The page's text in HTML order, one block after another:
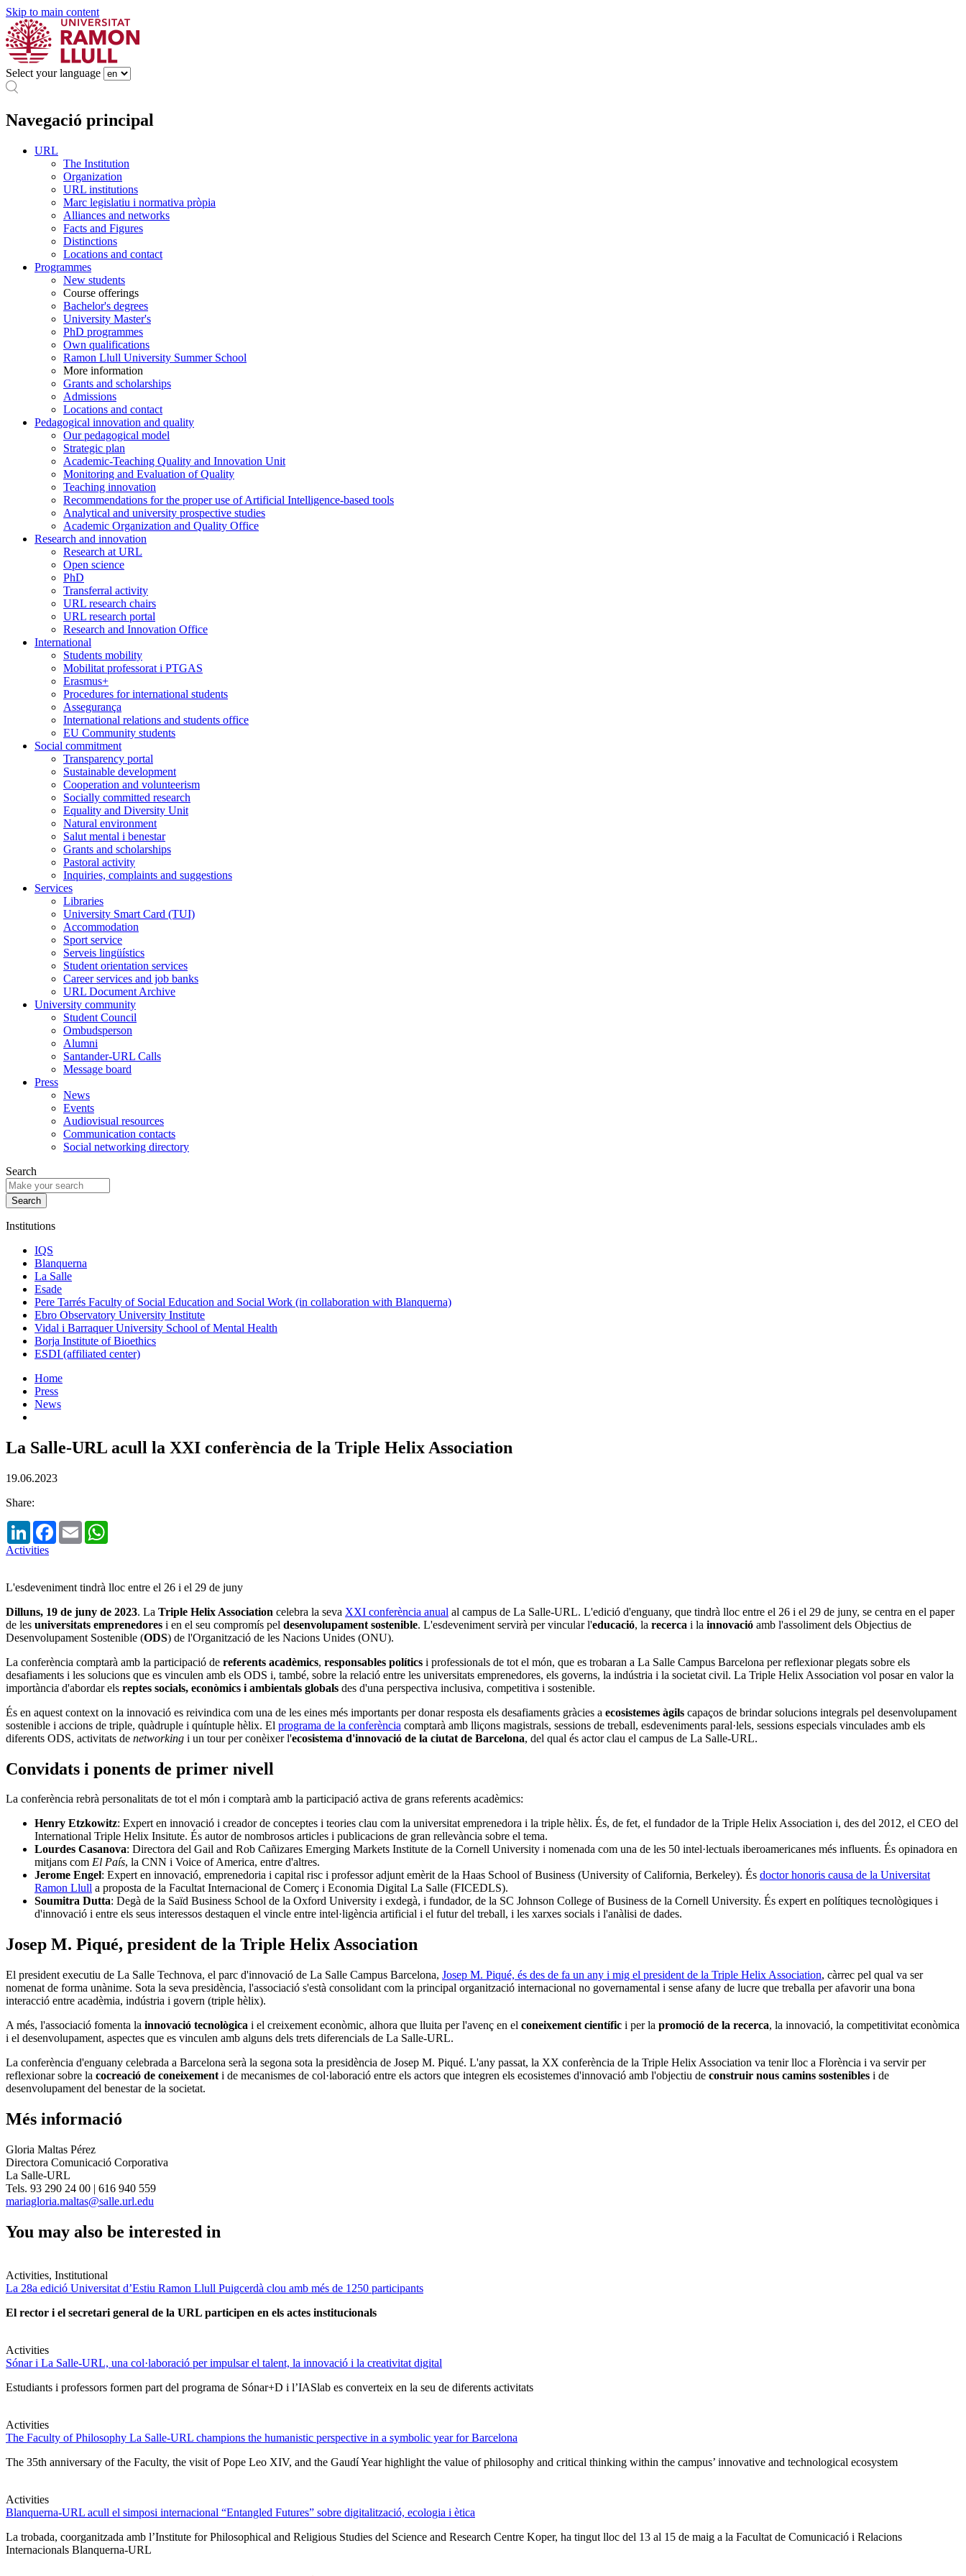
Skip to main content
Select your language
Navegació principal
URL
The Institution
Organization
URL institutions
Marc legislatiu i normativa pròpia
Alliances and networks
Facts and Figures
Distinctions
Locations and contact
Programmes
New students
Course offerings
Bachelor's degrees
University Master's
PhD programmes
Own qualifications
Ramon Llull University Summer School
More information
Grants and scholarships
Admissions
Locations and contact
Pedagogical innovation and quality
Our pedagogical model
Strategic plan
Academic-Teaching Quality and Innovation Unit
Monitoring and Evaluation of Quality
Teaching innovation
Recommendations for the proper use of Artificial Intelligence-based tools
Analytical and university prospective studies
Academic Organization and Quality Office
Research and innovation
Research at URL
Open science
PhD
Transferral activity
URL research chairs
URL research portal
Research and Innovation Office
International
Students mobility
Mobilitat professorat i PTGAS
Erasmus+
Procedures for international students
Assegurança
International relations and students office
EU Community students
Social commitment
Transparency portal
Sustainable development
Cooperation and volunteerism
Socially committed research
Equality and Diversity Unit
Natural environment
Salut mental i benestar
Grants and scholarships
Pastoral activity
Inquiries, complaints and suggestions
Services
Libraries
University Smart Card (TUI)
Accommodation
Sport service
Serveis lingüístics
Student orientation services
Career services and job banks
URL Document Archive
University community
Student Council
Ombudsperson
Alumni
Santander-URL Calls
Message board
Press
News
Events
Audiovisual resources
Communication contacts
Social networking directory
Search
Institutions
IQS
Blanquerna
La Salle
Esade
Pere Tarrés Faculty of Social Education and Social Work (in collaboration with Blanquerna)
Ebro Observatory University Institute
Vidal i Barraquer University School of Mental Health
Borja Institute of Bioethics
ESDI (affiliated center)
Home
Press
News
La Salle-URL acull la XXI conferència de la Triple Helix Association
19.06.2023
Share:
LinkedInFacebook
Email
Activities
L'esdeveniment tindrà lloc entre el 26 i el 29 de juny
Dilluns, 19 de juny de 2023. La Triple Helix Association celebra la seva XXI conferència anual al campus de La Salle-URL. L'edició d'enguany, que tindrà lloc entre el 26 i el 29 de juny, se centra en el paper
de les universitats emprenedores i en el seu compromís pel desenvolupament sostenible. L'esdeveniment servirà per vincular l'educació, la recerca i la innovació amb l'assoliment dels Objectius de
Desenvolupament Sostenible (ODS) de l'Organització de les Nacions Unides (ONU).
La conferència comptarà amb la participació de referents acadèmics, responsables polítics i professionals de tot el món, que es trobaran a La Salle Campus Barcelona per reflexionar plegats sobre els
desafiaments i les solucions que es vinculen amb els ODS i, també, sobre la relació entre les universitats emprenedores, els governs, la indústria i la societat civil. La Triple Helix Association vol posar en valor la
importància d'abordar els reptes socials, econòmics i ambientals globals des d'una perspectiva inclusiva, competitiva i sostenible.
És en aquest context on la innovació es reivindica com una de les eines més importants per donar resposta els desafiaments gràcies a ecosistemes àgils capaços de brindar solucions integrals pel desenvolupament
sostenible i accions de triple, quàdruple i quíntuple hèlix. El programa de la conferència comptarà amb lliçons magistrals, sessions de treball, esdeveniments paral·lels, sessions especials vinculades amb els
diferents ODS, activitats de networking i un tour per conèixer l'ecosistema d'innovació de la ciutat de Barcelona, del qual és actor clau el campus de La Salle-URL.
Convidats i ponents de primer nivell
La conferència rebrà personalitats de tot el món i comptarà amb la participació activa de grans referents acadèmics:
Henry Etzkowitz: Expert en innovació i creador de conceptes i teories clau com la universitat emprenedora i la triple hèlix. És, de fet, el fundador de la Triple Helix Association i, des del 2012, el CEO del
International Triple Helix Insitute. És autor de nombrosos articles i publicacions de gran rellevància sobre el tema.
Lourdes Casanova: Directora del Gail and Rob Cañizares Emerging Markets Institute de la Cornell University i nomenada com una de les 50 intel·lectuals iberoamericanes més influents. És opinadora en
mitjans com El País, la CNN i Voice of America, entre d'altres.
Jerome Engel: Expert en innovació, emprenedoria i capital risc i professor adjunt emèrit de la Haas School of Business (University of California, Berkeley). És doctor honoris causa de la Universitat
Ramon Llull a proposta de la Facultat Internacional de Comerç i Economia Digital La Salle (FICEDLS).
Soumitra Dutta: Degà de la Saïd Business School de la Oxford University i exdegà, i fundador, de la SC Johnson College of Business de la Cornell University. És expert en polítiques tecnològiques i
d'innovació i entre els seus interessos destaquen el vincle entre intel·ligència artificial i el futur del treball, i les xarxes socials i l'anàlisi de dades.
Josep M. Piqué, president de la Triple Helix Association
El president executiu de La Salle Technova, el parc d'innovació de La Salle Campus Barcelona, Josep M. Piqué, és des de fa un any i mig el president de la Triple Helix Association, càrrec pel qual va ser
nomenat de forma unànime. Sota la seva presidència, l'associació s'està consolidant com la principal organització internacional no governamental i sense afany de lucre que treballa per afavorir una bona
interacció entre acadèmia, indústria i govern (triple hèlix).
A més, l'associació fomenta la innovació tecnològica i el creixement econòmic, alhora que lluita per l'avenç en el coneixement científic i per la promoció de la recerca, la innovació, la competitivitat econòmica
i el desenvolupament, aspectes que es vinculen amb alguns dels trets diferencials de La Salle-URL.
La conferència d'enguany celebrada a Barcelona serà la segona sota la presidència de Josep M. Piqué. L'any passat, la XX conferència de la Triple Helix Association va tenir lloc a Florència i va servir per
reflexionar sobre la cocreació de coneixement i de mecanismes de col·laboració entre els actors que integren els ecosistemes d'innovació amb l'objectiu de construir nous camins sostenibles i de
desenvolupament del benestar de la societat.
Més informació
Gloria Maltas Pérez
Directora Comunicació Corporativa
La Salle-URL
Tels. 93 290 24 00 | 616 940 559
mariagloria.maltas@salle.url.edu
You may also be interested in
Activities, Institutional
La 28a edició Universitat d’Estiu Ramon Llull Puigcerdà clou amb més de 1250 participants
El rector i el secretari general de la URL participen en els actes institucionals
Activities
Sónar i La Salle-URL, una col·laboració per impulsar el talent, la innovació i la creativitat digital
Estudiants i professors formen part del programa de Sónar+D i l’IASlab es converteix en la seu de diferents activitats
Activities
The Faculty of Philosophy La Salle-URL champions the humanistic perspective in a symbolic year for Barcelona
The 35th anniversary of the Faculty, the visit of Pope Leo XIV, and the Gaudí Year highlight the value of philosophy and critical thinking within the campus’ innovative and technological ecosystem
Activities
Blanquerna-URL acull el simposi internacional “Entangled Futures” sobre digitalització, ecologia i ètica
La trobada, coorganitzada amb l’Institute for Philosophical and Religious Studies del Science and Research Centre Koper, ha tingut lloc del 13 al 15 de maig a la Facultat de Comunicació i Relacions
Internacionals Blanquerna-URL